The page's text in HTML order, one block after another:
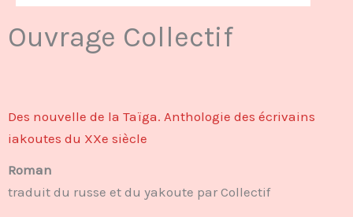
Ouvrage Collectif
Des nouvelle de la Taïga. Anthologie des écrivains
iakoutes du XXe siècle
Roman
traduit du russe et du yakoute par Collectif